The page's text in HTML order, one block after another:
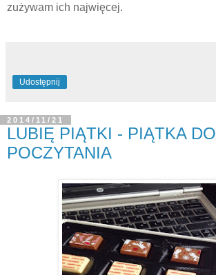
zużywam ich najwięcej.
Udostępnij
2014/11/21
LUBIĘ PIĄTKI - PIĄTKA DO
POCZYTANIA